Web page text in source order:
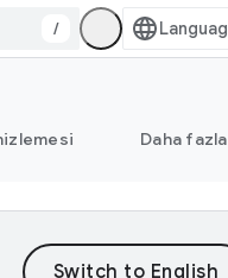
/
Daha fazla